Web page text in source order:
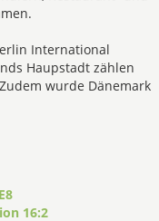
International
Haupstadt zählen
wurde Dänemark
16:2